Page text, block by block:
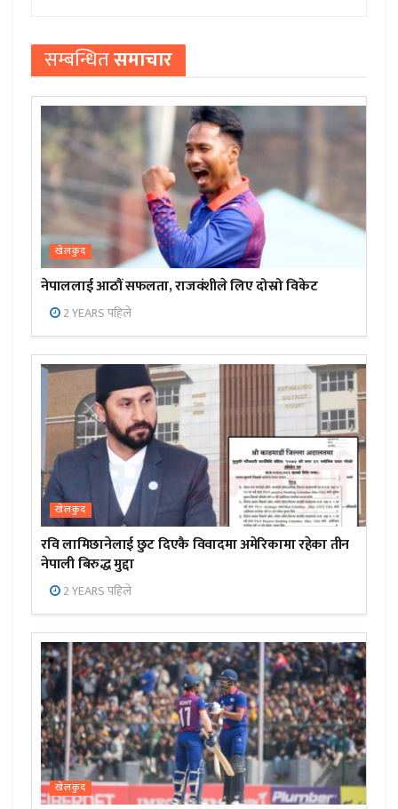
सम्बन्धितसमाचार
खेलकुद
नेपाललाई आठौं सफलता, राजवंशीले लिए दोस्रो विकेट
2 YEARS पहिले
खेलकुद
रवि लामिछानेलाई छुट दिएकै विवादमा अमेरिकामा रहेका तीन
नेपाली बिरुद्ध मुद्दा
2 YEARS पहिले
खेलकुद